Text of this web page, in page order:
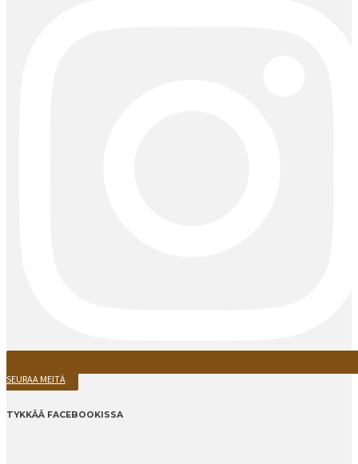
SEURAA MEITÄ
TYKKÄÄ FACEBOOKISSA